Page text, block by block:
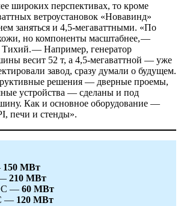
широких перспективах, то кроме
ветроустановок «Новавинд»
заняться и 4,5‑мегаваттными. «По
но компоненты масштабнее, —
Тихий. — ​Например, генератор
весит 52 т, а 4,5‑мегаваттной — ​уже
завод, сразу думали о будущем.
решения — дверные проемы,
устрой­ства — сделаны и под
Как и основное оборудование —
печи и стенды».
150 МВт
210 МВт
— 60 МВт
— 120 МВт